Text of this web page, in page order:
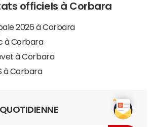
officiels à Corbara
2026 à Corbara
à Corbara
à Corbara
à Corbara